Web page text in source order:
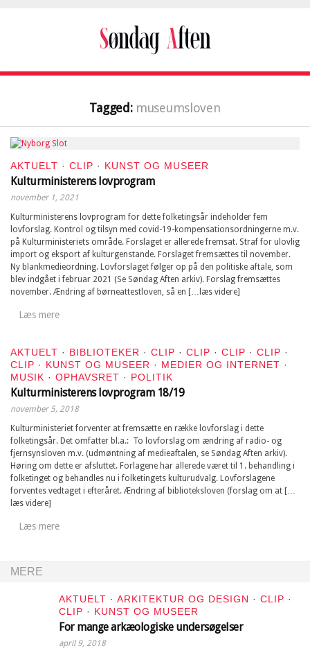
Tagged: museumsloven
AKTUELT · CLIP · KUNST OG MUSEER
Kulturministerens lovprogram
november 1, 2021
Kulturministerens lovprogram for dette folketingsår indeholder fem
lovforslag. Kontrol og tilsyn med covid-19-kompensationsordningerne m.v.
på Kulturministeriets område. Forslaget er allerede fremsat. Straf for ulovlig
import og eksport af kulturgenstande. Forslaget fremsættes til november.
Ny blankmedieordning. Lovforslaget følger op på den politiske aftale, som
blev indgået i februar 2021 (Se Søndag Aften arkiv). Forslag fremsættes
november. Ændring af børneattestloven, så en […læs videre]
Læs mere
AKTUELT · BIBLIOTEKER · CLIP · CLIP · CLIP · CLIP ·
CLIP · KUNST OG MUSEER · MEDIER OG INTERNET ·
MUSIK · OPHAVSRET · POLITIK
Kulturministerens lovprogram 18/19
november 5, 2018
Kulturministeriet forventer at fremsætte en række lovforslag i dette
folketingsår. Det omfatter bl.a.: To lovforslag om ændring af radio- og
fjernsynsloven m.v. (udmøntning af medieaftalen, se Søndag Aften arkiv).
Høring om dette er afsluttet. Forlagene har allerede været til 1. behandling i
folketinget og behandles nu i folketingets kulturudvalg. Lovforslagene
forventes vedtaget i efteråret. Ændring af biblioteksloven (forslag om at […
læs videre]
Læs mere
MERE
AKTUELT · ARKITEKTUR OG DESIGN · CLIP ·
CLIP · KUNST OG MUSEER
For mange arkæologiske undersøgelser
april 9, 2018